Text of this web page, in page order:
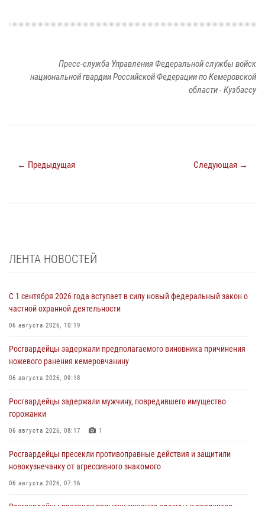
Пресс-служба Управления Федеральной службы войск
национальной гвардии Российской Федерации по Кемеровской
области - Кузбассу
← Предыдущая Следующая →
ЛЕНТА НОВОСТЕЙ
С 1 сентября 2026 года вступает в силу новый федеральный закон о
частной охранной деятельности
06 августа 2026, 10:19
Росгвардейцы задержали предполагаемого виновника причинения
ножевого ранения кемеровчанину
06 августа 2026, 09:18
Росгвардейцы задержали мужчину, повредившего имущество
горожанки
06 августа 2026, 08:17 1
Росгвардейцы пресекли противоправные действия и защитили
новокузнечанку от агрессивного знакомого
06 августа 2026, 07:16